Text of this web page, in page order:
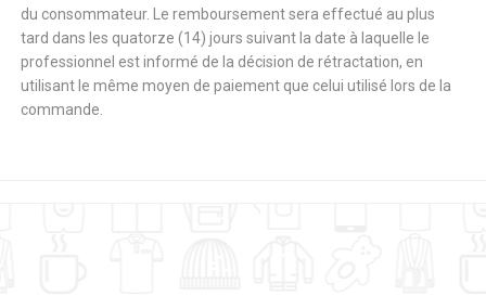
du consommateur. Le remboursement sera effectué au plus
tard dans les quatorze (14) jours suivant la date à laquelle le
professionnel est informé de la décision de rétractation, en
utilisant le même moyen de paiement que celui utilisé lors de la
commande.